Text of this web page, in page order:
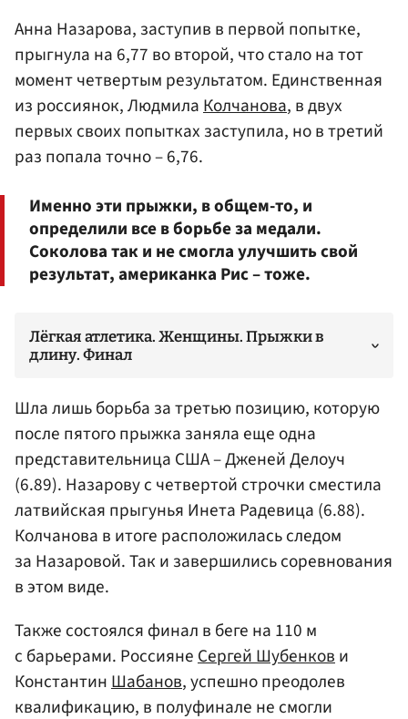
Анна Назарова, заступив в первой попытке,
прыгнула на 6,77 во второй, что стало на тот
момент четвертым результатом. Единственная
из россиянок, Людмила Колчанова, в двух
первых своих попытках заступила, но в третий
раз попала точно – 6,76.
Именно эти прыжки, в общем-то, и
определили все в борьбе за медали.
Соколова так и не смогла улучшить свой
результат, американка Рис – тоже.
Лёгкая атлетика. Женщины. Прыжки в
длину. Финал
Шла лишь борьба за третью позицию, которую
после пятого прыжка заняла еще одна
представительница США – Дженей Делоуч
(6.89). Назаровус четвертой строчки сместила
латвийская прыгунья Инета Радевица (6.88).
Колчанова в итоге расположилась следом
за Назаровой. Так и завершились соревнования
в этом виде.
Также состоялся финал в беге на 110 м
с барьерами. Россияне Сергей Шубенков и
Константин Шабанов, успешно преодолев
квалификацию, в полуфинале не смогли